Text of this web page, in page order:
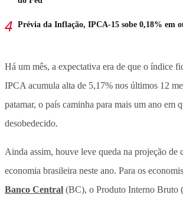
Prévia da Inflação, IPCA-15 sobe 0,18% em
Há um mês, a expectativa era de que o índice
IPCA acumula alta de 5,17% nos últimos 12
patamar, o país caminha para mais um ano em
desobedecido.
Ainda assim, houve leve queda na projeção de
economia brasileira neste ano. Para os
Banco Central (BC), o Produto Interno Bruto (